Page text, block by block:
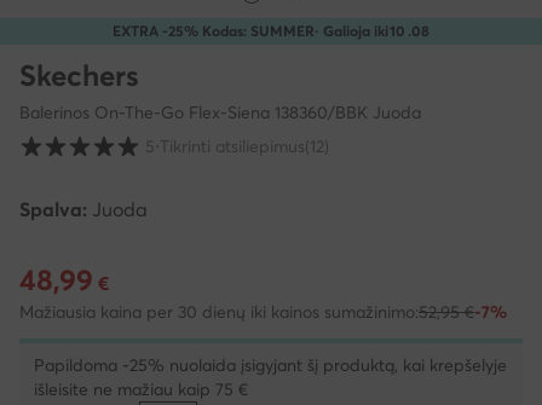
EXTRA -25% Kodas: SUMMER· Galioja iki10 .08
Skechers
Balerinos On-The-Go Flex-Siena 138360/BBK Juoda
Klientų įvertinimai skalėje nuo 1 iki 5
5⋅Tikrinti atsiliepimus(12)
Spalva: Juoda
Dabartinė kaina 48,99 €
48,99 €
Mažiausia kaina per 30 dienų iki kainos sumažinimo:52,95 €-7%
Papildoma -25% nuolaida įsigyjant šį produktą, kai krepšelyje
išleisite ne mažiau kaip 75 €